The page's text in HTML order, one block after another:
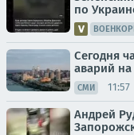
по
Сегодня
аварий
СМИ 11:57
Андрей